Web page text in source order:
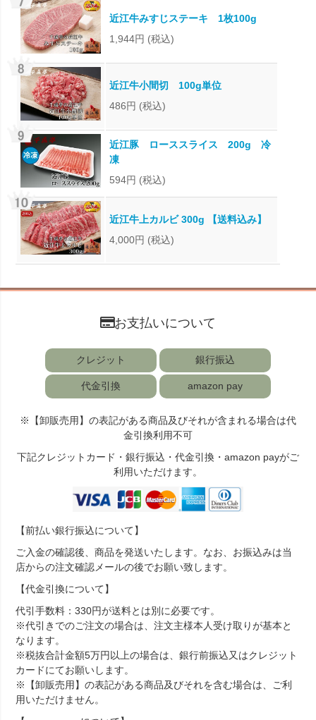
近江牛みすじステーキ 1枚100g
1,944円 (税込)
近江牛小間切 100g単位
486円 (税込)
近江豚 ローススライス 200g 冷
凍
594円 (税込)
近江牛上カルビ 300g 【送料込み】
4,000円 (税込)
お支払いについて
クレジット 銀行振込
代金引換 amazon pay
※【卸販売用】の表記がある商品及びそれが含まれる場合は代
金引換利用不可
下記クレジットカード・銀行振込・代金引換・amazon payがご
利用いただけます。
【前払い銀行振込について】
ご入金の確認後、商品を発送いたします。なお、お振込みは当
店からの注文確認メールの後でお願い致します。
【代金引換について】
代引手数料：330円が送料とは別に必要です。
※代引きでのご注文の場合は、注文主様本人受け取りが基本と
なります。
※税抜合計金額5万円以上の場合は、銀行前振込又はクレジット
カードにてお願いします。
※【卸販売用】の表記がある商品及びそれを含む場合は、ご利
用いただけません。